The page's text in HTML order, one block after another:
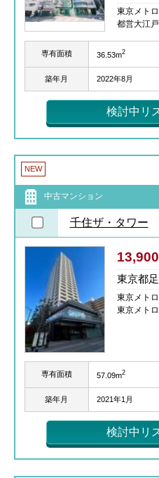
東京メト
都営大江
専有面積 36.53m2
築年月 2022年8月
検討中リ
NEW
中古マンション
千住ザ・タワー
13,900
東京都
東京メト
東京メト
専有面積 57.09m2
築年月 2021年1月
検討中リ